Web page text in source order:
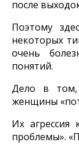
после
Поэтому
некоторых
очень
понятий.
Дело в
женщины
Их агрессия
проблемы».